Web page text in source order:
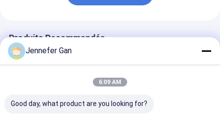
Produits Recommandés
Jennefer Gan
6:09 AM
Good day, what product are you looking for?